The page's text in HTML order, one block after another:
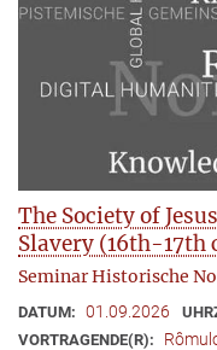
The Society of
Slavery (16th-17th
Seminar Historische
DATUM: 01.09.2026
VORTRAGENDE(R):